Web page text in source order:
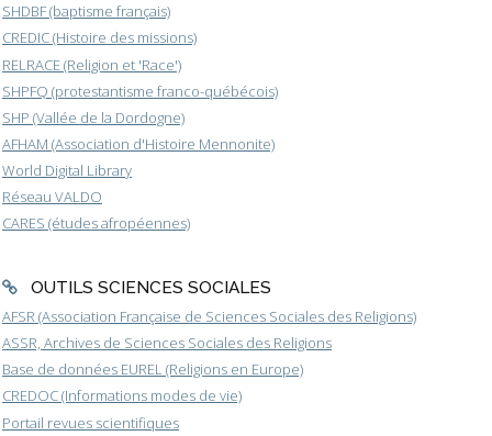
SHDBF (baptisme français)
CREDIC (Histoire des missions)
RELRACE (Religion et 'Race')
SHPFQ (protestantisme franco-québécois)
SHP (Vallée de la Dordogne)
AFHAM (Association d'Histoire Mennonite)
World Digital Library
Réseau VALDO
CARES (études afropéennes)
OUTILS SCIENCES SOCIALES
AFSR (Association Française de Sciences Sociales des Religions)
ASSR, Archives de Sciences Sociales des Religions
Base de données EUREL (Religions en Europe)
CREDOC (Informations modes de vie)
Portail revues scientifiques